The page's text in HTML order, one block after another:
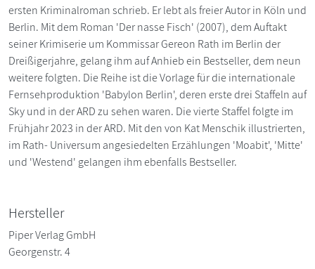
ersten Kriminalroman schrieb. Er lebt als freier Autor in Köln und
Berlin. Mit dem Roman 'Der nasse Fisch' (2007), dem Auftakt
seiner Krimiserie um Kommissar Gereon Rath im Berlin der
Dreißigerjahre, gelang ihm auf Anhieb ein Bestseller, dem neun
weitere folgten. Die Reihe ist die Vorlage für die internationale
Fernsehproduktion 'Babylon Berlin', deren erste drei Staffeln auf
Sky und in der ARD zu sehen waren. Die vierte Staffel folgte im
Frühjahr 2023 in der ARD. Mit den von Kat Menschik illustrierten,
im Rath- Universum angesiedelten Erzählungen 'Moabit', 'Mitte'
und 'Westend' gelangen ihm ebenfalls Bestseller.
Hersteller
Piper Verlag GmbH
Georgenstr. 4